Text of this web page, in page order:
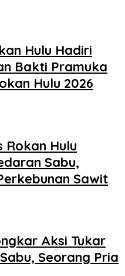
Hulu Hadiri
Bakti Pramuka
Hulu 2026
Hulu
Sabu,
Sawit
Aksi Tukar
Seorang Pria